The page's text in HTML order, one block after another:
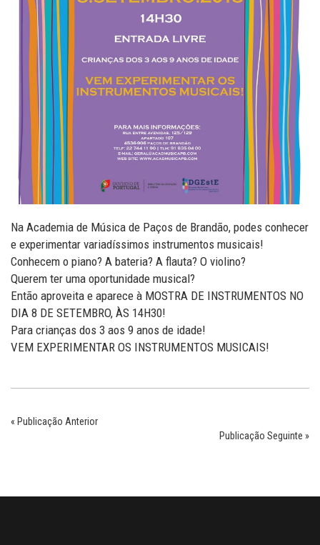
Na Academia de Música de Paços de Brandão, podes conhecer
e experimentar variadíssimos instrumentos musicais!
Conhecem o piano? A bateria? A flauta? O violino?
Querem ter uma oportunidade musical?
Então aproveita e aparece à MOSTRA DE INSTRUMENTOS NO
DIA 8 DE SETEMBRO, ÀS 14H30!
Para crianças dos 3 aos 9 anos de idade!
VEM EXPERIMENTAR OS INSTRUMENTOS MUSICAIS!
« Publicação Anterior
Publicação Seguinte »